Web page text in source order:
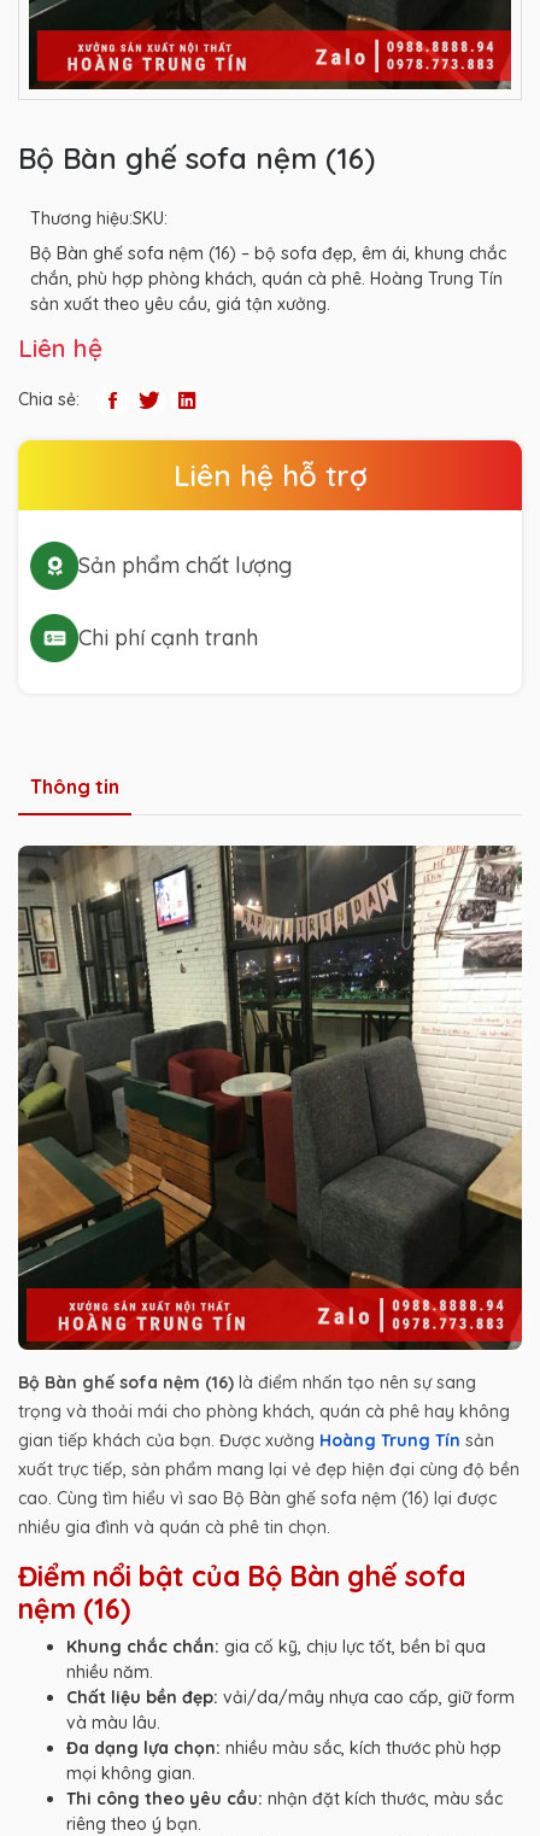
Bộ Bàn ghế sofa nệm (16)
Thương hiệu:SKU:
Bộ Bàn ghế sofa nệm (16) – bộ sofa đẹp, êm ái, khung chắc
chắn, phù hợp phòng khách, quán cà phê. Hoàng Trung Tín
sản xuất theo yêu cầu, giá tận xưởng.
Liên hệ
Chia sẻ:
Liên hệ hỗ trợ
Sản phẩm chất lượng
Chi phí cạnh tranh
Thông tin
Bộ Bàn ghế sofa nệm (16) là điểm nhấn tạo nên sự sang
trọng và thoải mái cho phòng khách, quán cà phê hay không
gian tiếp khách của bạn. Được xưởng Hoàng Trung Tín sản
xuất trực tiếp, sản phẩm mang lại vẻ đẹp hiện đại cùng độ bền
cao. Cùng tìm hiểu vì sao Bộ Bàn ghế sofa nệm (16) lại được
nhiều gia đình và quán cà phê tin chọn.
Điểm nổi bật của Bộ Bàn ghế sofa
nệm (16)
Khung chắc chắn: gia cố kỹ, chịu lực tốt, bền bỉ qua
nhiều năm.
Chất liệu bền đẹp: vải/da/mây nhựa cao cấp, giữ form
và màu lâu.
Đa dạng lựa chọn: nhiều màu sắc, kích thước phù hợp
mọi không gian.
Thi công theo yêu cầu: nhận đặt kích thước, màu sắc
riêng theo ý bạn.